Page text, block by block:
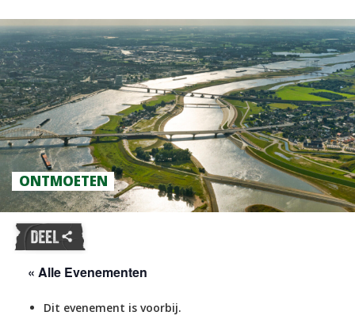
ONTMOETEN
« Alle Evenementen
Dit evenement is voorbij.